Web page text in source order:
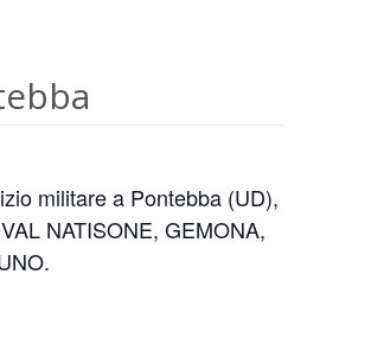
militare a Pontebba (UD),
NATISONE, GEMONA,